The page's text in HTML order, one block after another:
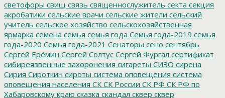
светофоры свищ связь священнослужитель секта секция
акробатики сельские врачи сельские жители сельский
учитель сельское хозяйство сельскохозяйственная
ярмарка семена семья семья года Семья года-2019 семья
года-2020 Семья года-2021 Сенаторы сено сентябрь
Сергей Ерёмин Сергей Солтус Сергей Фургал сертификат
сибиреязвенные захоронения сигареты СИЗО сирена
Сирия Сироткин сироты система оповещения система
оповещения населения СК СК России СК РФ СК РФ по
Хабаровскому краю сказка скандал сквер сквер